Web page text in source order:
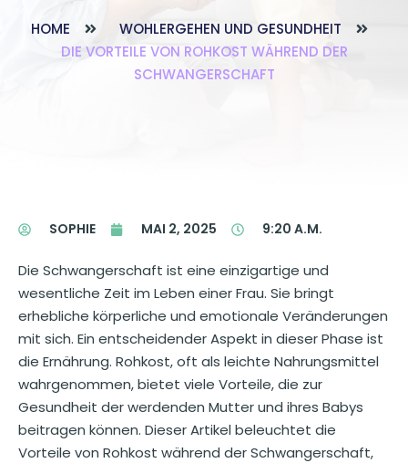
HOME
WOHLERGEHEN UND GESUNDHEIT
DIE VORTEILE VON ROHKOST WÄHREND DER
SCHWANGERSCHAFT
SOPHIE MAI 2, 2025 9:20 A.M.
Die Schwangerschaft ist eine einzigartige und
wesentliche Zeit im Leben einer Frau. Sie bringt
erhebliche körperliche und emotionale Veränderungen
mit sich. Ein entscheidender Aspekt in dieser Phase ist
die Ernährung. Rohkost, oft als leichte Nahrungsmittel
wahrgenommen, bietet viele Vorteile, die zur
Gesundheit der werdenden Mutter und ihres Babys
beitragen können. Dieser Artikel beleuchtet die
Vorteile von Rohkost während der Schwangerschaft,